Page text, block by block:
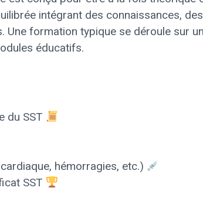
intégrant des connaissances, des
formation typique se déroule sur
éducatifs.
du SST
hémorragies, etc.)
SST